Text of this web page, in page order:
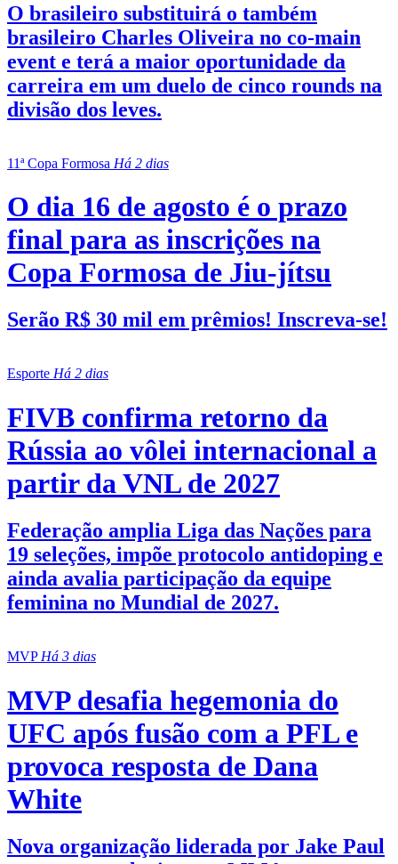
O brasileiro substituirá o também
brasileiro Charles Oliveira no co-main
event e terá a maior oportunidade da
carreira em um duelo de cinco rounds na
divisão dos leves.
11ª Copa Formosa Há 2 dias
O dia 16 de agosto é o prazo
final para as inscrições na
Copa Formosa de Jiu-jítsu
Serão R$ 30 mil em prêmios! Inscreva-se!
Esporte Há 2 dias
FIVB confirma retorno da
Rússia ao vôlei internacional a
partir da VNL de 2027
Federação amplia Liga das Nações para
19 seleções, impõe protocolo antidoping e
ainda avalia participação da equipe
feminina no Mundial de 2027.
MVP Há 3 dias
MVP desafia hegemonia do
UFC após fusão com a PFL e
provoca resposta de Dana
White
Nova organização liderada por Jake Paul